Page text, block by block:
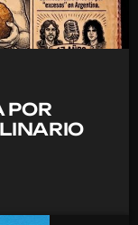
POR